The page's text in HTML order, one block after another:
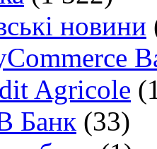
новини
Agricole
Банк (33)